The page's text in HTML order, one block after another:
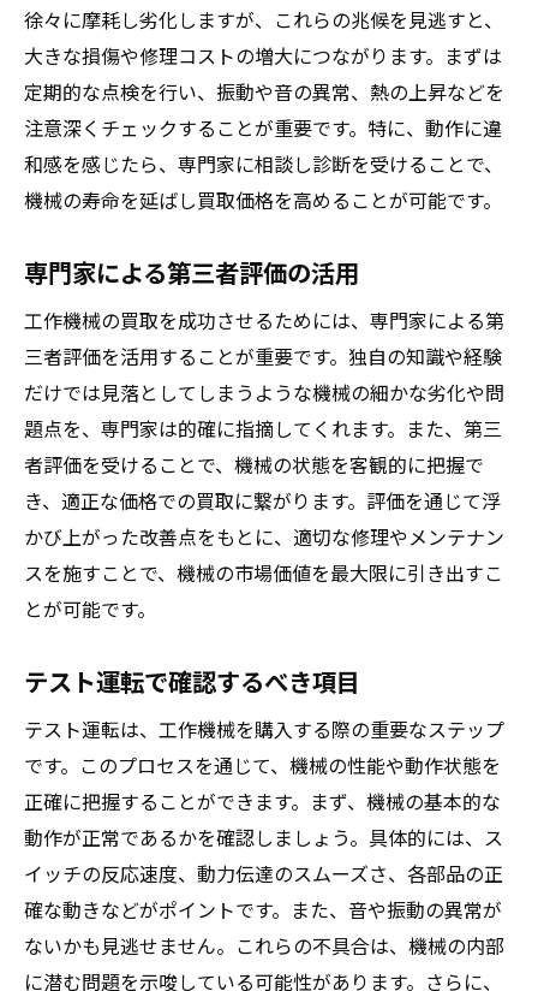
徐々に摩耗し劣化しますが、これらの兆候を見逃すと、
大きな損傷や修理コストの増大につながります。まずは
定期的な点検を行い、振動や音の異常、熱の上昇などを
注意深くチェックすることが重要です。特に、動作に違
和感を感じたら、専門家に相談し診断を受けることで、
機械の寿命を延ばし買取価格を高めることが可能です。
専門家による第三者評価の活用
工作機械の買取を成功させるためには、専門家による第
三者評価を活用することが重要です。独自の知識や経験
だけでは見落としてしまうような機械の細かな劣化や問
題点を、専門家は的確に指摘してくれます。また、第三
者評価を受けることで、機械の状態を客観的に把握で
き、適正な価格での買取に繋がります。評価を通じて浮
かび上がった改善点をもとに、適切な修理やメンテナン
スを施すことで、機械の市場価値を最大限に引き出すこ
とが可能です。
テスト運転で確認するべき項目
テスト運転は、工作機械を購入する際の重要なステップ
です。このプロセスを通じて、機械の性能や動作状態を
正確に把握することができます。まず、機械の基本的な
動作が正常であるかを確認しましょう。具体的には、ス
イッチの反応速度、動力伝達のスムーズさ、各部品の正
確な動きなどがポイントです。また、音や振動の異常が
ないかも見逃せません。これらの不具合は、機械の内部
に潜む問題を示唆している可能性があります。さらに、